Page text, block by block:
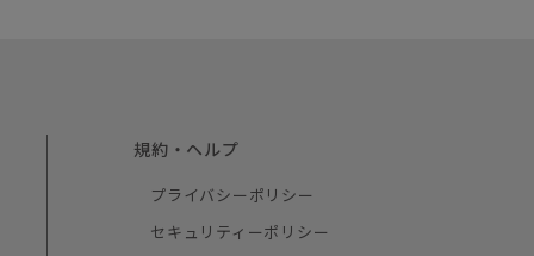
規約・ヘルプ
プライバシーポリシー
セキュリティーポリシー